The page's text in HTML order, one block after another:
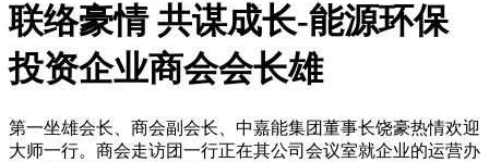
联络豪情 共谋成长-能源环保
投资企业商会会长雄
第一坐雄会长、商会副会长、中嘉能集团董事长饶豪热情欢迎
大师一行。商会走访团一行正在其公司会议室就企业的运营办